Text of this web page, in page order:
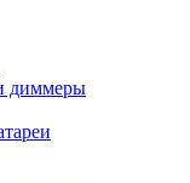
диммеры